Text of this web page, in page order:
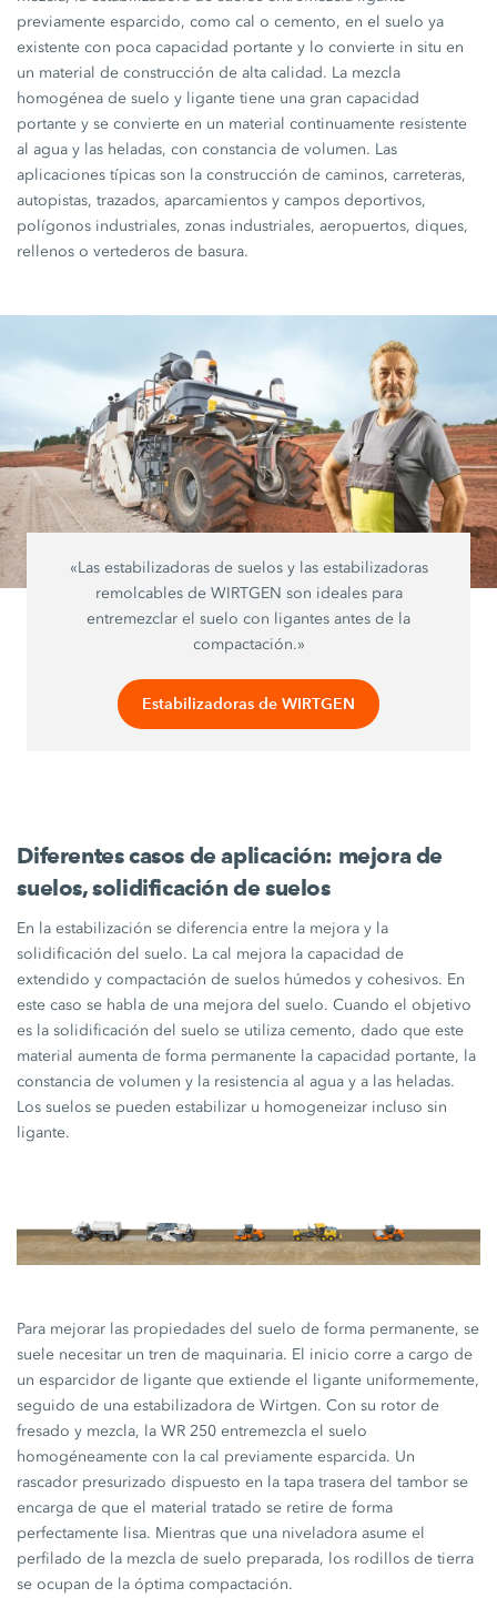
previamente esparcido, como cal o cemento, en el suelo ya
existente con poca capacidad portante y lo convierte in situ en
un material de construcción de alta calidad. La mezcla
homogénea de suelo y ligante tiene una gran capacidad
portante y se convierte en un material continuamente resistente
al agua y las heladas, con constancia de volumen. Las
aplicaciones típicas son la construcción de caminos, carreteras,
autopistas, trazados, aparcamientos y campos deportivos,
polígonos industriales, zonas industriales, aeropuertos, diques,
rellenos o vertederos de basura.
«Las estabilizadoras de suelos y las estabilizadoras
remolcables de WIRTGEN son ideales para
entremezclar el suelo con ligantes antes de la
compactación.»
Estabilizadoras de WIRTGEN
Diferentes casos de aplicación: mejora de
suelos, solidificación de suelos
En la estabilización se diferencia entre la mejora y la
solidificación del suelo. La cal mejora la capacidad de
extendido y compactación de suelos húmedos y cohesivos. En
este caso se habla de una mejora del suelo. Cuando el objetivo
es la solidificación del suelo se utiliza cemento, dado que este
material aumenta de forma permanente la capacidad portante, la
constancia de volumen y la resistencia al agua y a las heladas.
Los suelos se pueden estabilizar u homogeneizar incluso sin
ligante.
Para mejorar las propiedades del suelo de forma permanente, se
suele necesitar un tren de maquinaria. El inicio corre a cargo de
un esparcidor de ligante que extiende el ligante uniformemente,
seguido de una estabilizadora de Wirtgen. Con su rotor de
fresado y mezcla, la WR 250 entremezcla el suelo
homogéneamente con la cal previamente esparcida. Un
rascador presurizado dispuesto en la tapa trasera del tambor se
encarga de que el material tratado se retire de forma
perfectamente lisa. Mientras que una niveladora asume el
perfilado de la mezcla de suelo preparada, los rodillos de tierra
se ocupan de la óptima compactación.